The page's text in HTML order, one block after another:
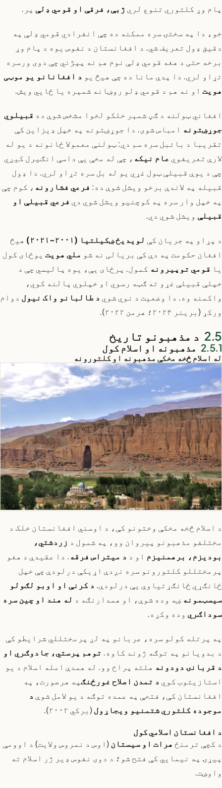
پام وړ کلتوري تنوع لري ژبې، فرقې او قومي ډلې پر.
خو، دا په سختۍ سره ممکنه ده چې انفرادي قومي ډلې په
دقیق ډول تعریف شي. د افغانستان د نفوس یوه د پام وړ
برخه حتی د هغه قومي ډلې نوم هم نه پېژني چې دوی ورسره
تړاو لري. دا پدې مانا ده چې هیڅ یو د افغانانو یو موټی
هویت او نه هم د قومي ډلو روښانه شمېره یا ځایي ویش.
افغاني ټولنه د ګڼ شمېر خلکو لخوا مشخص شوې ده قبیلوي
جوړښتونه امباس شوی. دا جوړښتونه په خپل ډیزاین کې
تقریبا د بائبل سره سم دي: ټولنې معمولا ځانونه د یو له
لارې تعریفوي عام نيکه ، چې له مخې یې داسې انګیرل کیږي
چې د یوې قبیلې ټول غړي یو له بل سره تړاو لري. دا ډول
قبیله په لاندې برخو ویشل شوې ده: فرعي فشارونه ، کوم چې
په خپل وار سره په کوچنیو ویشل شوي دي فرعي قبیلې او
قبیلې ویشل شوي دي.
د پړاو په جریان کې لویدیځ ښکیلتیا (۲۰۰۱-۲۰۲۱)
هیڅ
افغان حکومت په دې کې بریالی نه شو ملي هویت یوځای کول
یا قومي توپیرونه کمول. پرځای یې، یوه پالیسي چې د
خپلې قبیلې غړو ته ګټه رسوي او خپلوي پالنه کوي،
واکمنه وه. دا وضعیت د نوي شوي د طالبانو واک نیول دوام
ورکړ (برینر ۲۰۲۴؛ هرمن ۲۰۲۲).
د مذهبونو تاریخ
مذهبونه او اسلام کول
له اسلام څخه مخکې مذهبونه او کلتورونه
د اسلام څخه مخکې وختونو کې، د اوسني افغانستان خلک د
مختلفو مذهبونو پیروان وو، په شمول د زردشتي،
بودیزم، برهمنیزم او د د میتراس فرقه. دا عقیدې د هغو
پرمختللو کلتورونو سره نږدې اړیکې درلودې چې خپل
ځانګړي ځانګړتیاوې یې درلودې. د کرنې او اوبو لګولو
سیسټمونه ښه وده شوې، او همدارنګه د له هند او چین سره
سوداګري وده وکړه.
په پرتله کولو سره، عربانو په لږ پرمختللي شرایطو کې
د بدویانو په توګه ژوند کاوه. توهم پرستي، جادوګري او
د قربانۍ دودونه هلته پراخ وو. له همدې امله اسلام د یو
استازیتوب کوي د تمدن اصلاح غورځنګپه هرصورت، په
افغانستان کې، فتحې په عمده توګه د یو لامل شوې د
موجوده کلتوري شتمنیو ویجاړول(برکي ۲۰۰۲).
د افغانستان اسلامي کول
د کچې ترمنځ هرات او سیستان (اوس د نمروس ولایت) د اوومې
پیړۍ په نیمایي کې فتح شو؛ د دوی نفوس ډیر ژر اسلام ته
واوښت.